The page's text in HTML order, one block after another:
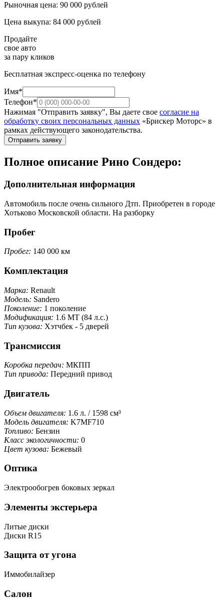
Рыночная цена: 90 000 рублей
Цена выкупа: 84 000 рублей
Продайте
свое авто
за пару кликов
Бесплатная экспресс-оценка по телефону
Имя*
Телефон*
Нажимая "Отправить заявку", Вы даете свое согласие на
обработку своих персональных данных «Брискер Моторс» в
рамках действующего законодательства.
Отправить заявку
Полное описание Рино Сондеро:
Дополнительная информация
Автомобиль после очень сильного Дтп. Приобретен в городе
Хотьково Московской области. На разборку
Пробег
Пробег: 140 000 км
Комплектация
Марка: Renault
Модель: Sandero
Поколение: 1 поколение
Модификация: 1.6 MT (84 л.с.)
Тип кузова: Хэтчбек - 5 дверей
Трансмиссия
Коробка передач: МКПП
Тип привода: Передний привод
Двигатель
Объем двигателя: 1.6 л. / 1598 см³
Модель двигателя: K7MF710
Топливо: Бензин
Класс экологичности: 0
Цвет кузова: Бежевый
Оптика
Электрообогрев боковых зеркал
Элементы экстерьера
Литые диски
Диски R15
Защита от угона
Иммобилайзер
Салон